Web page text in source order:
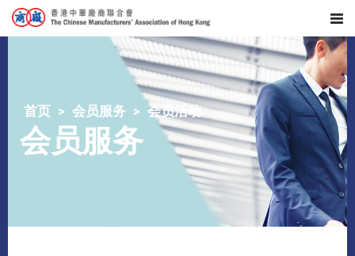
首页 会员服务 会员活动
会员服务